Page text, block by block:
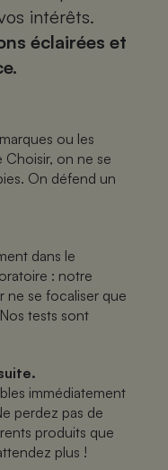
intérêts.
éclairées et
ou les
on ne se
On défend un
dans le
: notre
ne se focaliser que
tests sont
immédiatement
perdez pas de
produits que
plus !